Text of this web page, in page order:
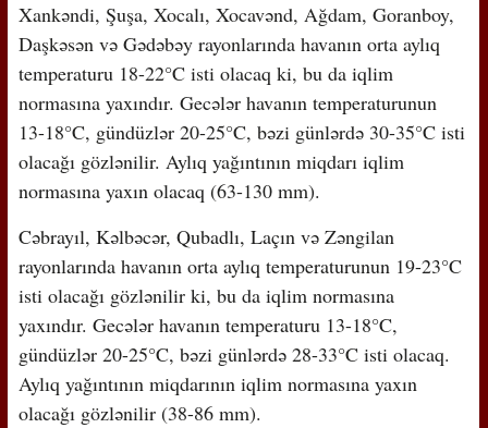
Xankəndi, Şuşa, Xocalı, Xocavənd, Ağdam, Goranboy,
Daşkəsən və Gədəbəy rayonlarında havanın orta aylıq
temperaturu 18-22°C isti olacaq ki, bu da iqlim
normasına yaxındır. Gecələr havanın temperaturunun
13-18°C, gündüzlər 20-25°C, bəzi günlərdə 30-35°C isti
olacağı gözlənilir. Aylıq yağıntının miqdarı iqlim
normasına yaxın olacaq (63-130 mm).
Cəbrayıl, Kəlbəcər, Qubadlı, Laçın və Zəngilan
rayonlarında havanın orta aylıq temperaturunun 19-23°C
isti olacağı gözlənilir ki, bu da iqlim normasına
yaxındır. Gecələr havanın temperaturu 13-18°C,
gündüzlər 20-25°C, bəzi günlərdə 28-33°C isti olacaq.
Aylıq yağıntının miqdarının iqlim normasına yaxın
olacağı gözlənilir (38-86 mm).